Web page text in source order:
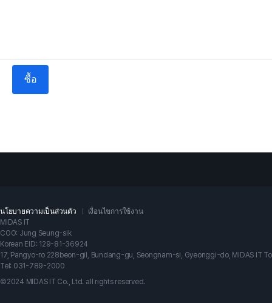
ซื้อ
นโยบายความเป็นส่วนตัว
เงื่อนไขการใช้งาน
MIDAS IT
COO: Jung Seung-sik
Korean EID: 129-81-36924
17, Pangyo-ro 228beon-gil, Bundang-gu, Seongnam-si, Gyeonggi-do, MIDAS IT
Tel: 031-789-2000
©2024 MIDAS IT Co., Ltd. all rights reserved.